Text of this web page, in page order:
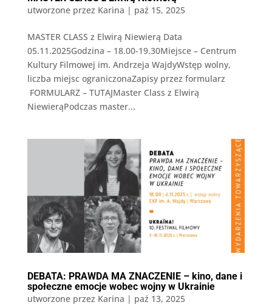
utworzone przez Karina | paź 15, 2025
MASTER CLASS z Elwirą Niewierą Data
05.11.2025Godzina – 18.00-19.30Miejsce – Centrum
Kultury Filmowej im. Andrzeja WajdyWstęp wolny,
liczba miejsc ograniczonaZapisy przez formularz
FORMULARZ – TUTAJMaster Class z Elwirą
NiewierąPodczas master...
DEBATA: PRAWDA MA ZNACZENIE – kino, dane i
społeczne emocje wobec wojny w Ukrainie
utworzone przez Karina | paź 13, 2025